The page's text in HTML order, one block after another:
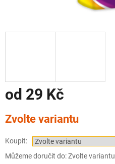
od 29 Kč
cena:
Zvolte variantu
Koupit:
Můžeme doručit do:Zvolte variantu